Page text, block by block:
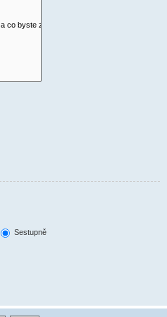
Sestupně